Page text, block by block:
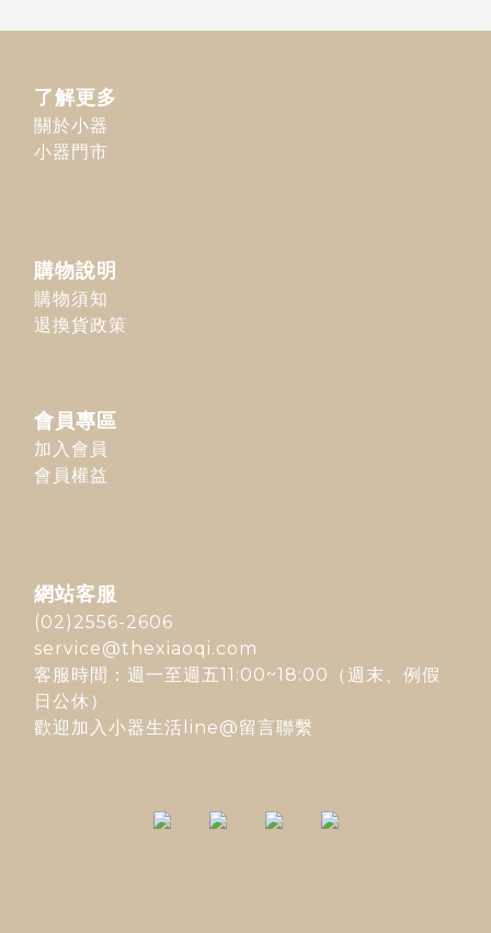
了解更多
關於小器
小器門市
購物說明
購物須知
退換貨政策
會員專區
加入會員
會員權益
網站客服
(02)2556-2606
service@thexiaoqi.com
客服時間：週一至週五11:00~18:00（週末、例假
日公休）
歡迎加入 小器生活line@留言聯繫